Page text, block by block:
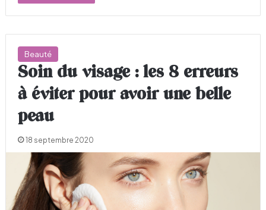
Beauté
Soin du visage : les 8 erreurs
à éviter pour avoir une belle
peau
18 septembre 2020